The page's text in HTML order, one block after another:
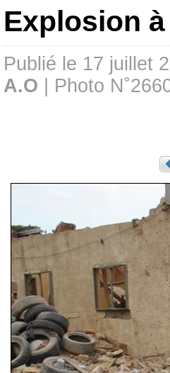
Explosion
Publié le 17 juillet
A.O | Photo